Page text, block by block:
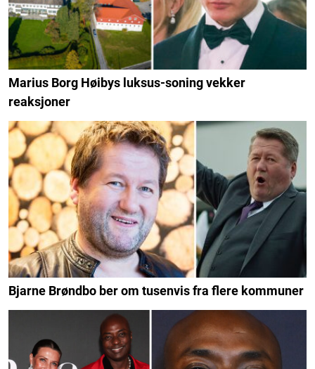
Marius Borg Høibys luksus-soning vekker
reaksjoner
Bjarne Brøndbo ber om tusenvis fra flere kommuner